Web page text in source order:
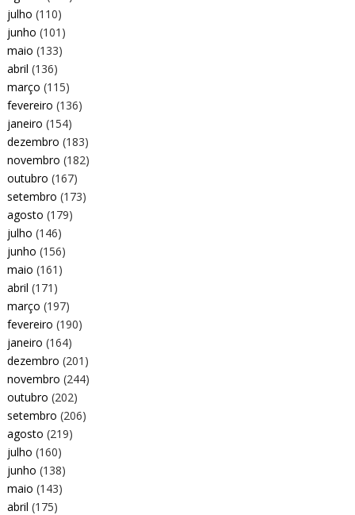
julho (110)
junho (101)
maio (133)
abril (136)
março (115)
fevereiro (136)
janeiro (154)
dezembro (183)
novembro (182)
outubro (167)
setembro (173)
agosto (179)
julho (146)
junho (156)
maio (161)
abril (171)
março (197)
fevereiro (190)
janeiro (164)
dezembro (201)
novembro (244)
outubro (202)
setembro (206)
agosto (219)
julho (160)
junho (138)
maio (143)
abril (175)